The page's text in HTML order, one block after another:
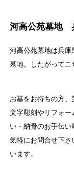
河高公苑墓地
河高公苑墓地は兵
墓地。したがってこ
お墓をお持ちの方、
文字彫刻やリフォー
い・納骨のお手伝
気軽にお問合せ下
います。